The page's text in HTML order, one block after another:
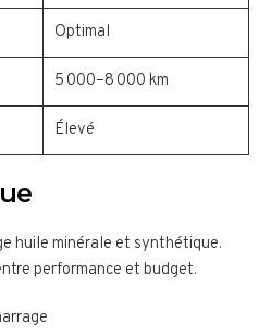
Optimal
5 000–8 000 km
Élevé
huile minérale et synthétique.
performance et budget.